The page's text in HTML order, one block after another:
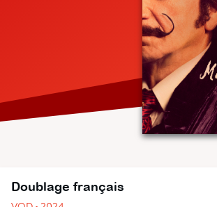
Doublage français